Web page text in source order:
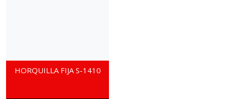
HORQUILLA FIJA S-1410